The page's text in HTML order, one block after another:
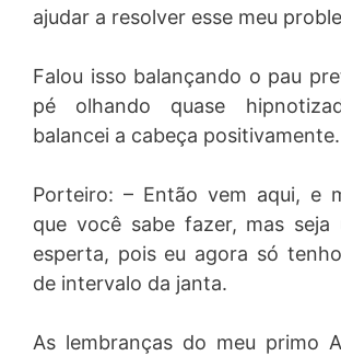
ajudar a resolver esse meu
Falou isso balançando o pau
pé olhando quase
balancei a cabeça positivamente.
Porteiro: – Então vem aqui, e
que você sabe fazer, mas seja
esperta, pois eu agora só
de intervalo da janta.
As lembranças do meu primo